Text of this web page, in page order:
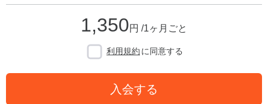
1,350円 /1ヶ月ごと
利用規約 に同意する
入会する